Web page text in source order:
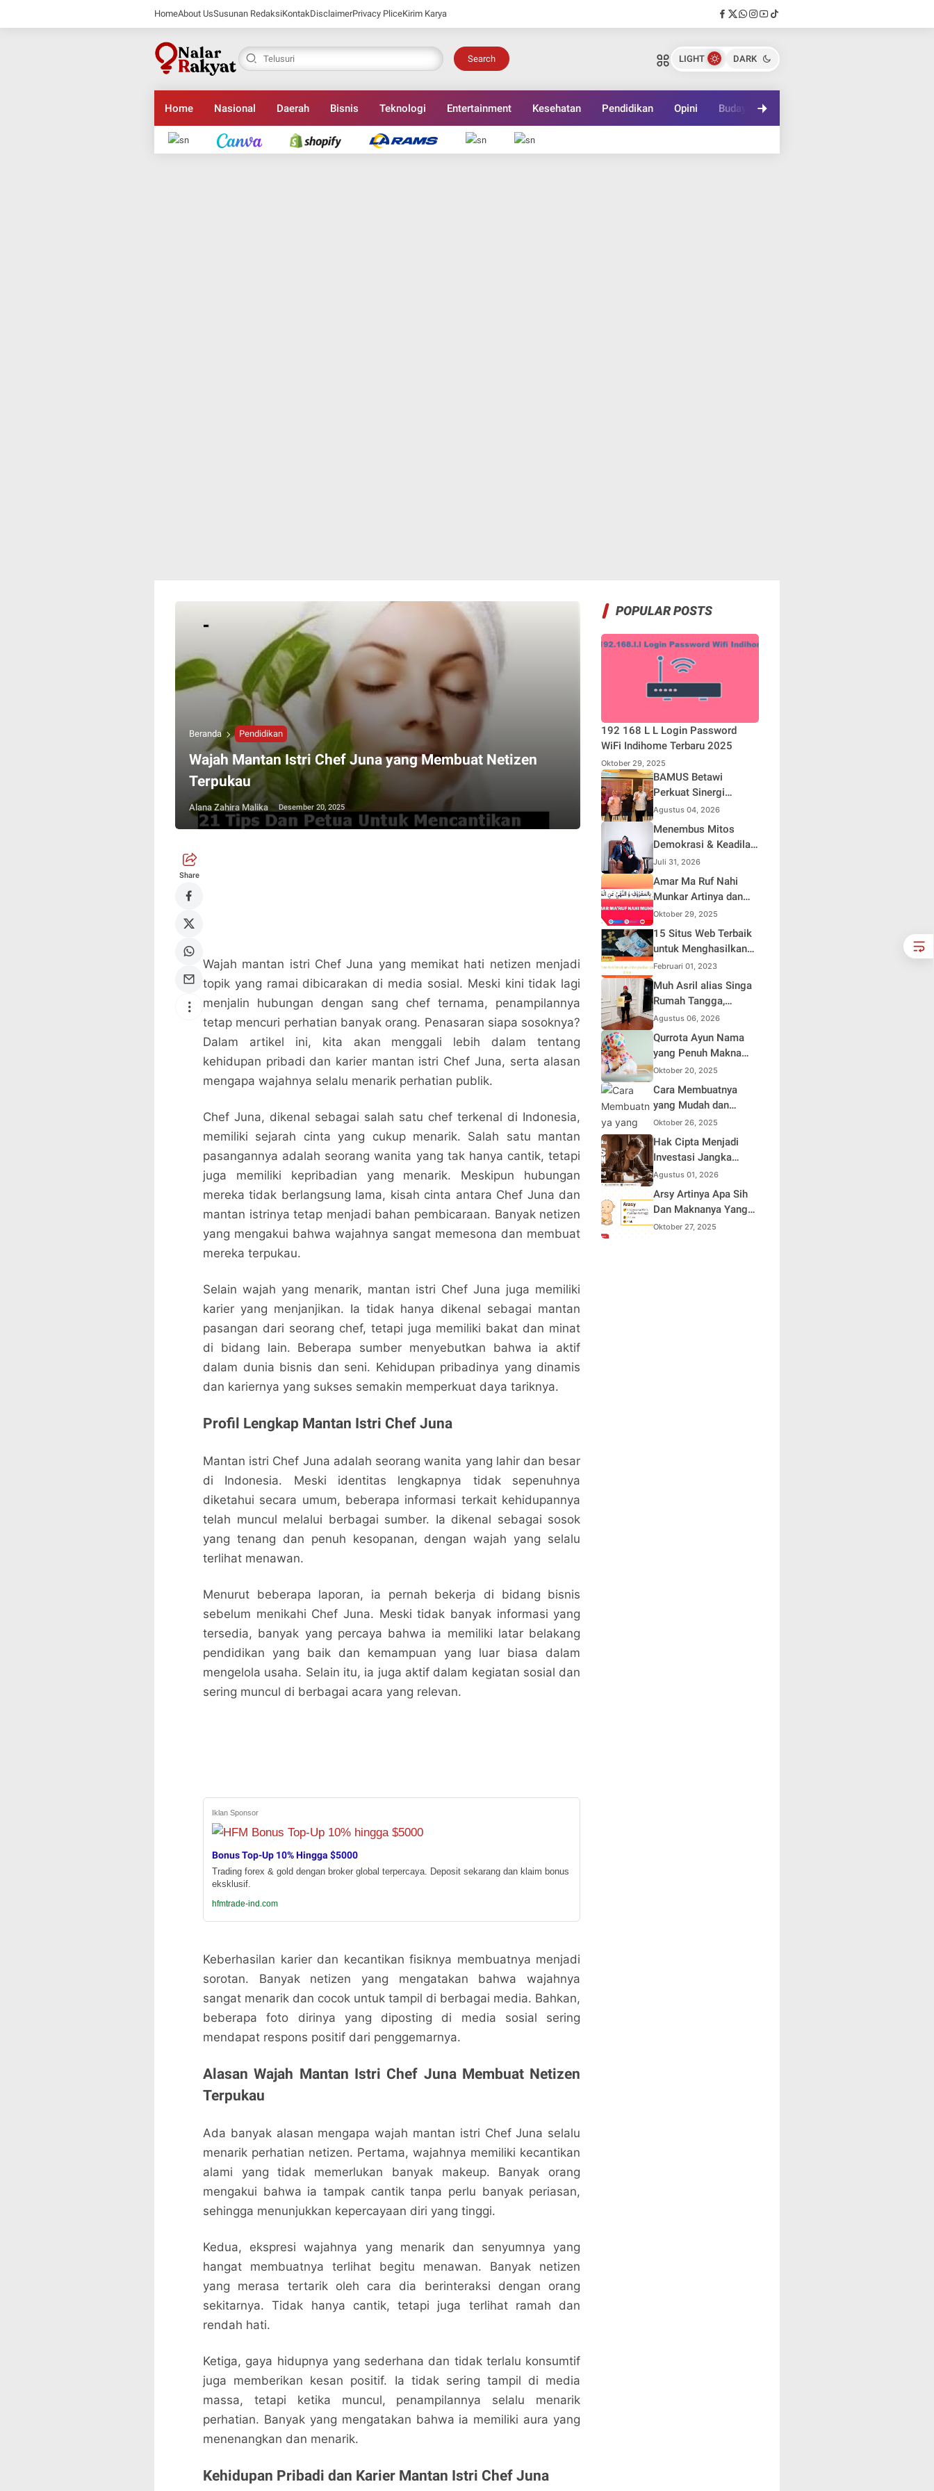
HomeAbout UsSusunan RedaksiKontakDisclaimerPrivacy PliceKirim Karya
Search LIGHT DARK
Home Nasional Daerah Bisnis Teknologi Entertainment Kesehatan Pendidikan Opini Budaya
Beranda Pendidikan
Wajah Mantan Istri Chef Juna yang Membuat Netizen
Terpukau
Alana Zahira Malika Desember 20, 2025
Share
Netizen Terpukau
Nalarrakyat.com - Media Kritis
Bagikan ke media lain
Wajah mantan istri Chef Juna yang memikat hati netizen menjadi
topik yang ramai dibicarakan di media sosial. Meski kini tidak lagi
menjalin hubungan dengan sang chef ternama, penampilannya
tetap mencuri perhatian banyak orang. Penasaran siapa sosoknya?
Dalam artikel ini, kita akan menggali lebih dalam tentang
kehidupan pribadi dan karier mantan istri Chef Juna, serta alasan
mengapa wajahnya selalu menarik perhatian publik.
Chef Juna, dikenal sebagai salah satu chef terkenal di Indonesia,
memiliki sejarah cinta yang cukup menarik. Salah satu mantan
pasangannya adalah seorang wanita yang tak hanya cantik, tetapi
juga memiliki kepribadian yang menarik. Meskipun hubungan
mereka tidak berlangsung lama, kisah cinta antara Chef Juna dan
mantan istrinya tetap menjadi bahan pembicaraan. Banyak netizen
yang mengakui bahwa wajahnya sangat memesona dan membuat
mereka terpukau.
Selain wajah yang menarik, mantan istri Chef Juna juga memiliki
karier yang menjanjikan. Ia tidak hanya dikenal sebagai mantan
pasangan dari seorang chef, tetapi juga memiliki bakat dan minat
di bidang lain. Beberapa sumber menyebutkan bahwa ia aktif
dalam dunia bisnis dan seni. Kehidupan pribadinya yang dinamis
dan kariernya yang sukses semakin memperkuat daya tariknya.
Profil Lengkap Mantan Istri Chef Juna
Mantan istri Chef Juna adalah seorang wanita yang lahir dan besar
di Indonesia. Meski identitas lengkapnya tidak sepenuhnya
diketahui secara umum, beberapa informasi terkait kehidupannya
telah muncul melalui berbagai sumber. Ia dikenal sebagai sosok
yang tenang dan penuh kesopanan, dengan wajah yang selalu
terlihat menawan.
Menurut beberapa laporan, ia pernah bekerja di bidang bisnis
sebelum menikahi Chef Juna. Meski tidak banyak informasi yang
tersedia, banyak yang percaya bahwa ia memiliki latar belakang
pendidikan yang baik dan kemampuan yang luar biasa dalam
mengelola usaha. Selain itu, ia juga aktif dalam kegiatan sosial dan
sering muncul di berbagai acara yang relevan.
Iklan Sponsor
Bonus Top-Up 10% Hingga $5000
Trading forex & gold dengan broker global terpercaya. Deposit sekarang dan klaim bonus
eksklusif.
hfmtrade-ind.com
Keberhasilan karier dan kecantikan fisiknya membuatnya menjadi
sorotan. Banyak netizen yang mengatakan bahwa wajahnya
sangat menarik dan cocok untuk tampil di berbagai media. Bahkan,
beberapa foto dirinya yang diposting di media sosial sering
mendapat respons positif dari penggemarnya.
Alasan Wajah Mantan Istri Chef Juna Membuat Netizen
Terpukau
Ada banyak alasan mengapa wajah mantan istri Chef Juna selalu
menarik perhatian netizen. Pertama, wajahnya memiliki kecantikan
alami yang tidak memerlukan banyak makeup. Banyak orang
mengakui bahwa ia tampak cantik tanpa perlu banyak periasan,
sehingga menunjukkan kepercayaan diri yang tinggi.
Kedua, ekspresi wajahnya yang menarik dan senyumnya yang
hangat membuatnya terlihat begitu menawan. Banyak netizen
yang merasa tertarik oleh cara dia berinteraksi dengan orang
sekitarnya. Tidak hanya cantik, tetapi juga terlihat ramah dan
rendah hati.
Ketiga, gaya hidupnya yang sederhana dan tidak terlalu konsumtif
juga memberikan kesan positif. Ia tidak sering tampil di media
massa, tetapi ketika muncul, penampilannya selalu menarik
perhatian. Banyak yang mengatakan bahwa ia memiliki aura yang
menenangkan dan menarik.
Kehidupan Pribadi dan Karier Mantan Istri Chef Juna
Netizen Terpukau
Nalarrakyat.com - Media Kritis
Bagikan ke media lain
POPULAR POSTS
192 168 L L Login Password
WiFi Indihome Terbaru 2025
Oktober 29, 2025
BAMUS Betawi
Perkuat Sinergi
dengan Polda Metro
Jaya, Tegaskan
Komitmen Menjaga
dan Kondusif Jelang
HUT ke-81 Republik
Indonesia
Agustus 04, 2026
Menembus Mitos
Demokrasi & Keadilan
Sosial: Adv. Fara
Fariha Rodliyana
Soroti Distorsi
Simpati Publik dan
Aksi Main Hakim
Sendiri
Juli 31, 2026
Amar Ma Ruf Nahi
Munkar Artinya dan
Maknanya dalam
Islam
Oktober 29, 2025
15 Situs Web Terbaik
untuk Menghasilkan
Uang Online
Februari 01, 2023
Muh Asril alias Singa
Rumah Tangga,
Kreator Kocak yang
Jago Bikin Kisah
Suami Takut Istri Jadi
Hiburan
Agustus 06, 2026
Qurrota Ayun Nama
yang Penuh Makna
dalam Kehidupan
Muslim Indonesia
Oktober 20, 2025
Cara Membuatnya
yang Mudah dan
Efisien untuk Pemula
Oktober 26, 2025
Hak Cipta Menjadi
Investasi Jangka
Panjang bagi Penulis
Buku
Agustus 01, 2026
Arsy Artinya Apa Sih
Dan Maknanya Yang
Mendalam
Oktober 27, 2025